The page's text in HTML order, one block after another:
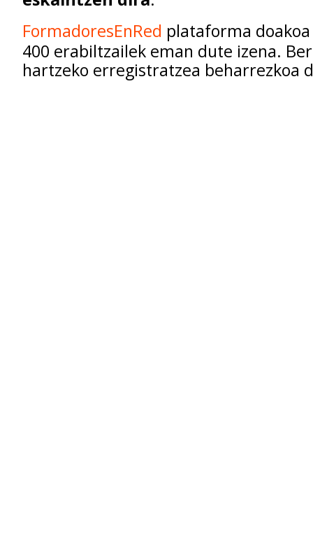
FormadoresEnRed plataforma
400 erabiltzailek eman dute izena.
hartzeko erregistratzea beharrezkoa